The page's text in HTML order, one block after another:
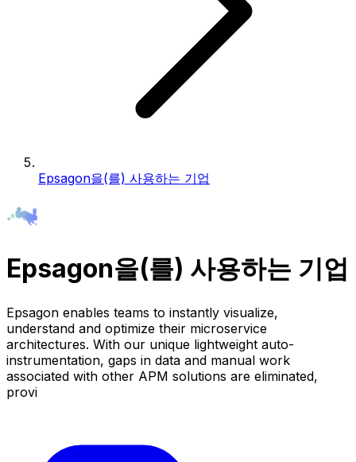
Epsagon을(를) 사용하는 기업
Epsagon을(를) 사용하는 기업
Epsagon enables teams to instantly visualize,
understand and optimize their microservice
architectures. With our unique lightweight auto-
instrumentation, gaps in data and manual work
associated with other APM solutions are eliminated,
provi